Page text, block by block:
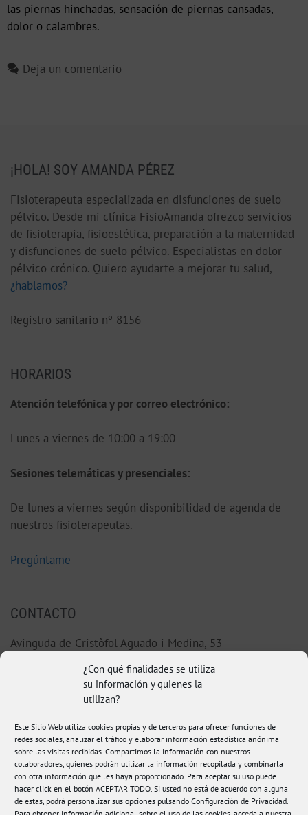
¿Con qué finalidades se utiliza
su información y quienes la
utilizan?
Este Sitio Web utiliza cookies propias y de terceros para ofrecer funciones de
redes sociales, analizar el tráfico y elaborar información estadística anónima
sobre las visitas recibidas. Compartimos la información con nuestros
colaboradores, quienes podrán utilizar la información recopilada y combinarla
con otra información que les haya proporcionado. Para aceptar su uso puede
hacer click en el botón ACEPTAR TODO. Si usted no está de acuerdo con alguna
de estas, podrá personalizar sus opciones pulsando Configuración de Privacidad.
las piernas hinchadas, sensación de piernas cansadas,
dolor o calambres.
Deja un comentario
¡HOLA! SOY AMANDA PÉREZ
Fisioterapeuta especializada en disfunciones de suelo
pélvico. Desde mi clínica FisioAmanda ofrezco servicios
de fisioterapia, fisioestética, preparación a la maternidad
y disfunciones de suelo pélvico. Especialistas en dolor
pélvico crónico. Quiero ayudarte a mejorar tu salud,
¿hablamos?
Registro sanitario nº 8156
HORARIOS
Atención telefónica y por correo electrónico:
Lunes a viernes de 10:00 a 19:00
Sesiones telemáticas y presenciales:
De lunes a viernes según disponibilidad de agenda de
nuestros fisioterapeutas.
Pregúntame
CONTACTO
Avinguda de Cristòfol Aguado i Medina, 53
hola@fisioamanda.es